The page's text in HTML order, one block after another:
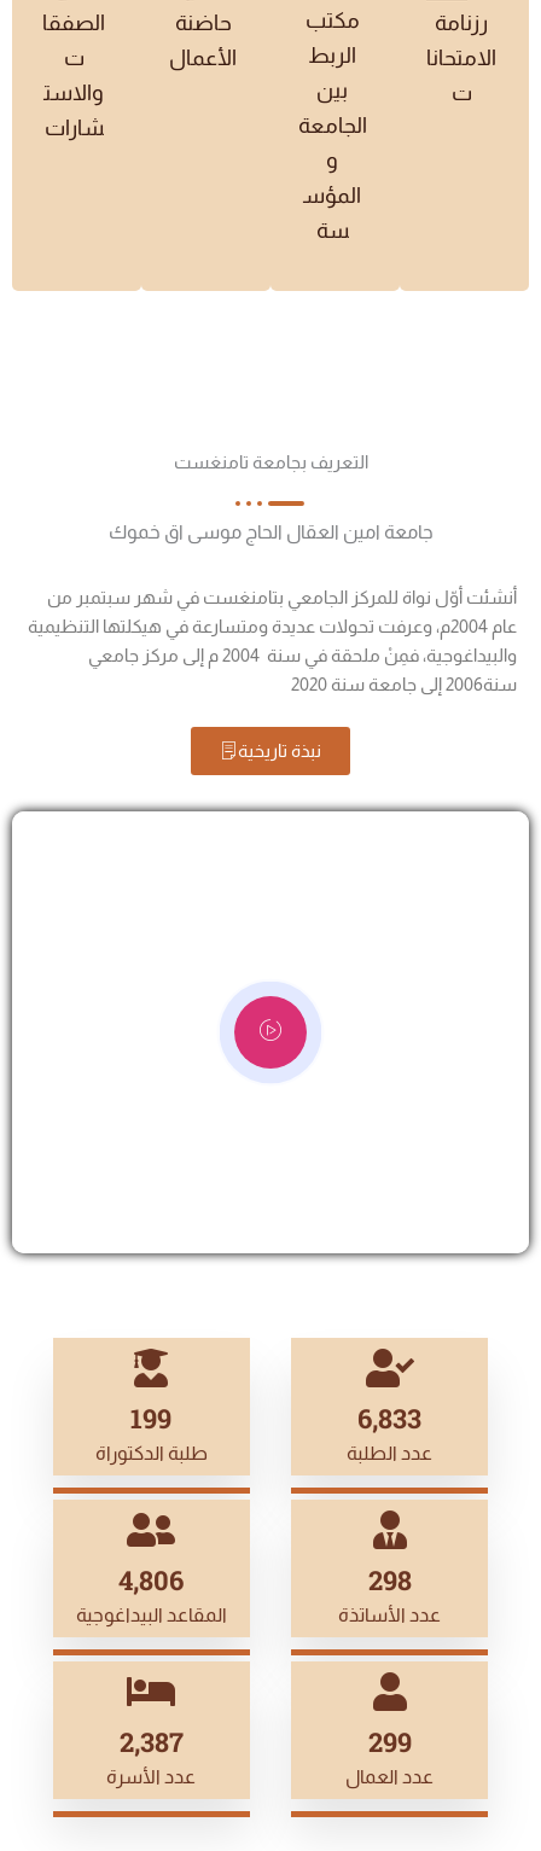
رزنامة
الامتحانا
ت
مكتب
الربط
بين
الجامعة
و
المؤس
سة
حاضنة
الأعمال
الصفقا
ت
والاست
شارات
التعريف بجامعة تامنغست
جامعة امين العقال الحاج موسى اق خموك
أنشئت أوّل نواة للمركز الجامعي بتامنغست في شهر سبتمبر من
عام 2004م، وعرفت تحولات عديدة ومتسارعة في هيكلتها التنظيمية
والبيداغوجية، فمِنْ ملحقة في سنة 2004 م إلى مركز جامعي
سنة2006 إلى جامعة سنة 2020
نبذة تاريخية
7,020
عدد الطلبة
199
طلبة الدكتوراة
311
عدد الأساتذة
5,000
المقاعد البيداغوجية
314
عدد العمال
2,500
عدد الأسرة